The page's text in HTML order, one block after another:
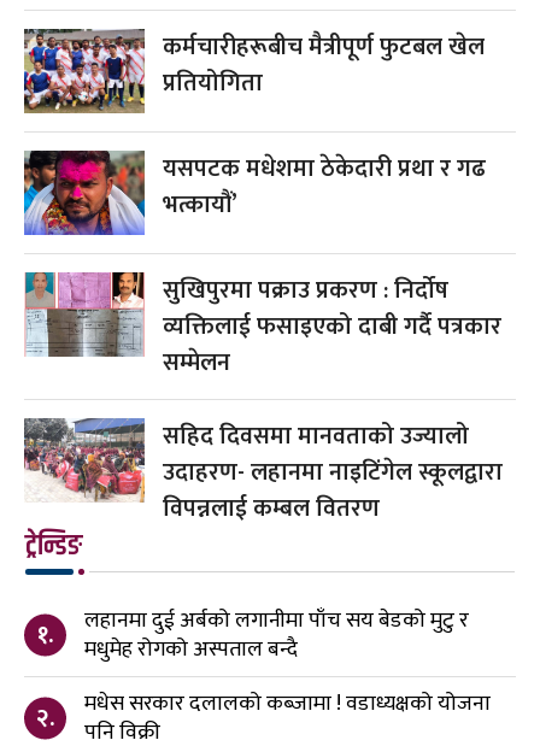
कर्मचारीहरूबीच मैत्रीपूर्ण फुटबल खेल
प्रतियोगिता
यसपटक मधेशमा ठेकेदारी प्रथा र गढ
भत्कायौं’
सुखिपुरमा पक्राउ प्रकरण : निर्दोष
व्यक्तिलाई फसाइएको दाबी गर्दै पत्रकार
सम्मेलन
सहिद दिवसमा मानवताको उज्यालो
उदाहरण- लहानमा नाइटिंगेल स्कूलद्वारा
विपन्नलाई कम्बल वितरण
ट्रेन्डिङ
१.
लहानमा दुई अर्बको लगानीमा पाँच सय बेडको मुटु र
मधुमेह रोगको अस्पताल बन्दै
२.
मधेस सरकार दलालको कब्जामा ! वडाध्यक्षको योजना
पनि विक्री